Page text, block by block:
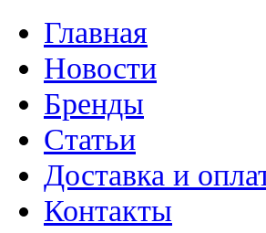
Главная
Новости
Бренды
Статьи
Доставка и
Контакты